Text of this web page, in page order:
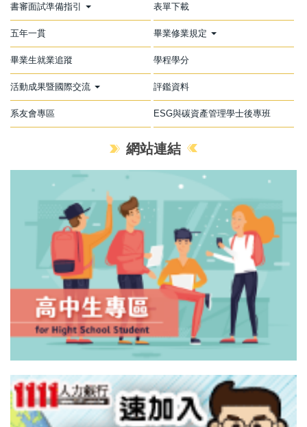
書審面試準備指引 表單下載
五年一貫 畢業修業規定
畢業生就業追蹤 學程學分
活動成果暨國際交流 評鑑資料
系友會專區 ESG與碳資產管理學士後專班
網站連結